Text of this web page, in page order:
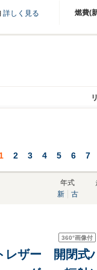
燃費(
詳しく見る
1 2 3 4 5 6 7
年式
新
古
360°画像付
レザー 開閉